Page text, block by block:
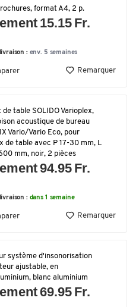
format A4, 2 p.
15.15 Fr.
: env. 5 semaines
Remarquer
de table SOLIDO Varioplex,
acoustique de bureau
Vario/Vario Eco, pour
de table avec P 17-30 mm, L
mm, noir, 2 pièces
94.95 Fr.
: dans 1 semaine
Remarquer
système d'insonorisation
ajustable, en
blanc aluminium
69.95 Fr.